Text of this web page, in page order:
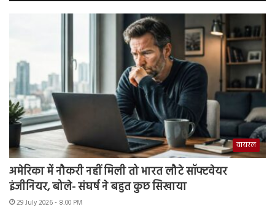
वायरल
अमेरिका में नौकरी नहीं मिली तो भारत लौटे सॉफ्टवेयर
इंजीनियर, बोले- संघर्ष ने बहुत कुछ सिखाया
29 July 2026 - 8:00 PM